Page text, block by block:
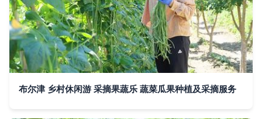
布尔津 乡村休闲游 采摘果蔬乐 蔬菜瓜果种植及采摘服务